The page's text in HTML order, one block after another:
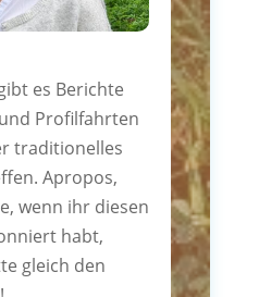
es Berichte
Profilfahrten
traditionelles
Apropos,
wenn ihr diesen
habt,
gleich den